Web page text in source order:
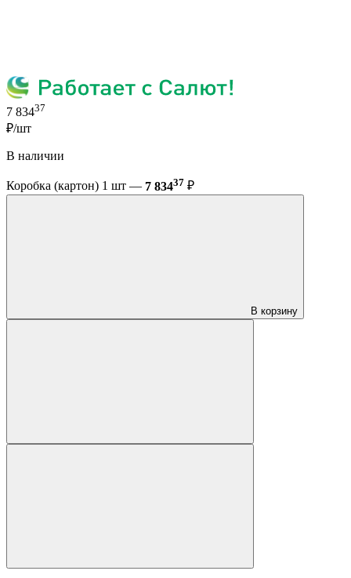
7 83437
₽/шт
В наличии
Коробка (картон) 1 шт — 7 83437 ₽
В корзину